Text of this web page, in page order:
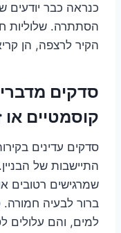
כנראה כבר
הסתתרה. שלוליות
הקיר לרצפה, הן
סדקים
קוסמטיים
סדקים עדינים
התיישבות של
שמרגישים רטובים
ברור לבעיה חמורה.
למים, והם עלולים